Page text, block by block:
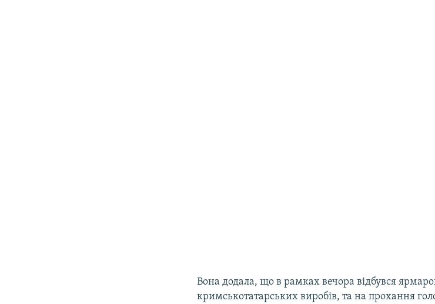
Вона додала, що в рамках вечора відбувся
кримськотатарських виробів, та на прохання